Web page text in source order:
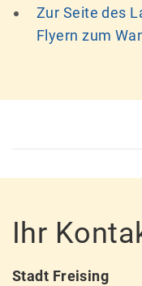
Zur Seite des
Flyern zum
Ihr
Stadt Freising